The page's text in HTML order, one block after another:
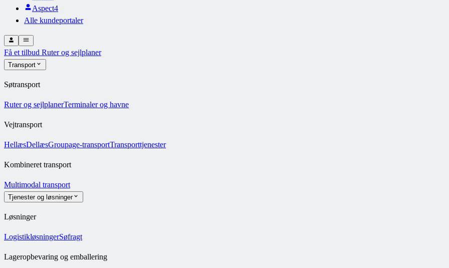
Aspect4
Alle kundeportaler
Få et tilbud Ruter og sejlplaner
Transport
Søtransport
Ruter og sejlplanerTerminaler og havne
Vejtransport
HellæsDellæsGroupage-transportTransporttjenester
Kombineret transport
Multimodal transport
Tjenester og løsninger
Løsninger
LogistikløsningerSøfragt
Lageropbevaring og emballering